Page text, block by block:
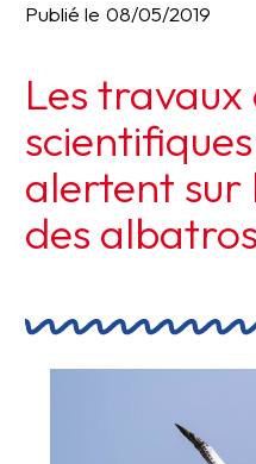
Publié le 08/05/2019
Les travaux
alertent sur
des albatros